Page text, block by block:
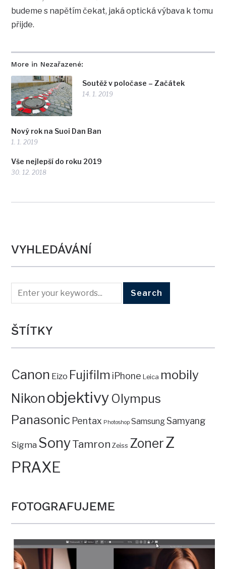
More in Nezařazené:
Soutěž v poločase – Začátek
14. 1. 2019
Nový rok na Suoi Dan Ban
1. 1. 2019
Vše nejlepší do roku 2019
30. 12. 2018
budeme s napětím čekat, jaká optická výbava k tomu
přijde.
VYHLEDÁVÁNÍ
ŠTÍTKY
Canon Eizo Fujifilm iPhone Leica mobily
Nikon objektivy Olympus
Panasonic Pentax Photoshop SamsungSamyang
Sigma SonyTamron Zeiss ZonerZ
PRAXE
FOTOGRAFUJEME